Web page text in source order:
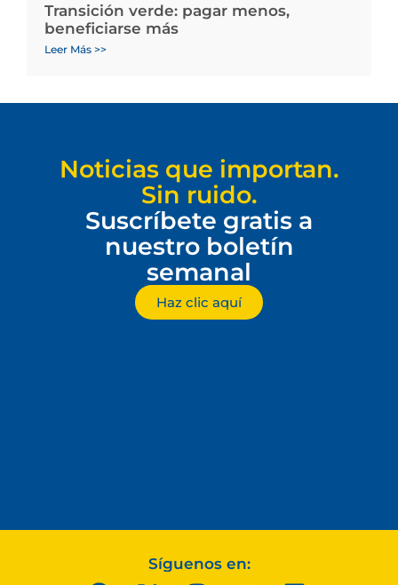
Transición verde: pagar menos,
beneficiarse más
Leer Más >>
Noticias que importan.
Sin ruido.
Suscríbete gratis a
nuestro boletín
semanal
Haz clic aquí
Síguenos en: